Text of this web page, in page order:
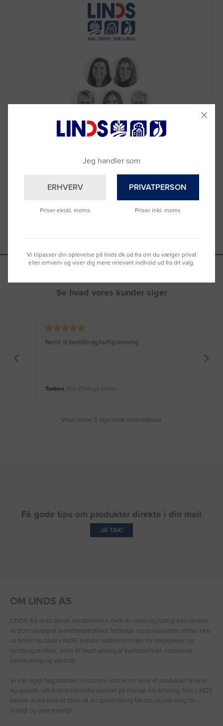
Brug for hjælp?
Du kan også kontakte din lokale sælger
–
se oversigten her
Se hvad vores kunder siger
Nemt at bestille og hurtig levering
Torben , For 171 dage siden
Viser vores 5-stjernede anmeldelser.
Få gode tips om produkter direkte i din mail
JA TAK!
OM LINDS AS
LINDS AS er et dansk handelsfirma, hvor du nemt og hurtigt kan bestille
et stort udvalg af branchespecifikke forbrugs- og servicevarer online. Hos
os finder du både LINDS′ kendte sortiment inden for dagligvarer og
landbrugsartikler, samt et bredt udvalg af kontorartikler, arbejdstøj,
beklædning og værktøj.
Vi står også bag brandet Lincozym, som er en serie af produkter til vask
og opvask, udviklet med omhu baseret på mange års erfaring. Hos LINDS
samler vi det hele ét sted, så du sparer tid og får det, du har brug for –
hurtigt og overskueligt.
Jeg handler som
ERHVERV
Priser ekskl. moms
PRIVATPERSON
Priser inkl. moms
Vi tilpasser din oplevelse på linds.dk ud fra om du vælger privat
eller erhverv og viser dig mere relevant indhold ud fra dit valg.